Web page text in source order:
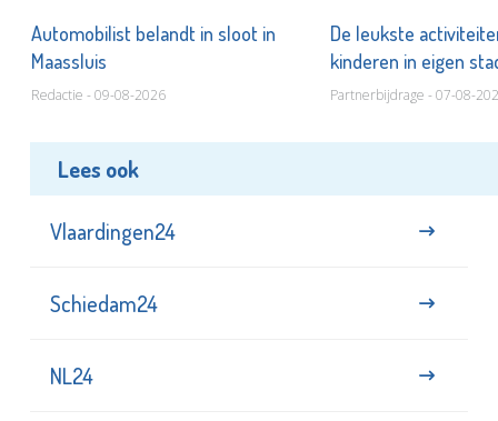
Automobilist belandt in sloot in
Maassluis
Redactie - 09-08-2026
De leukste
kinderen in eigen
Partnerbijdrage - 07-08-
Lees ook
Vlaardingen24
Schiedam24
NL24